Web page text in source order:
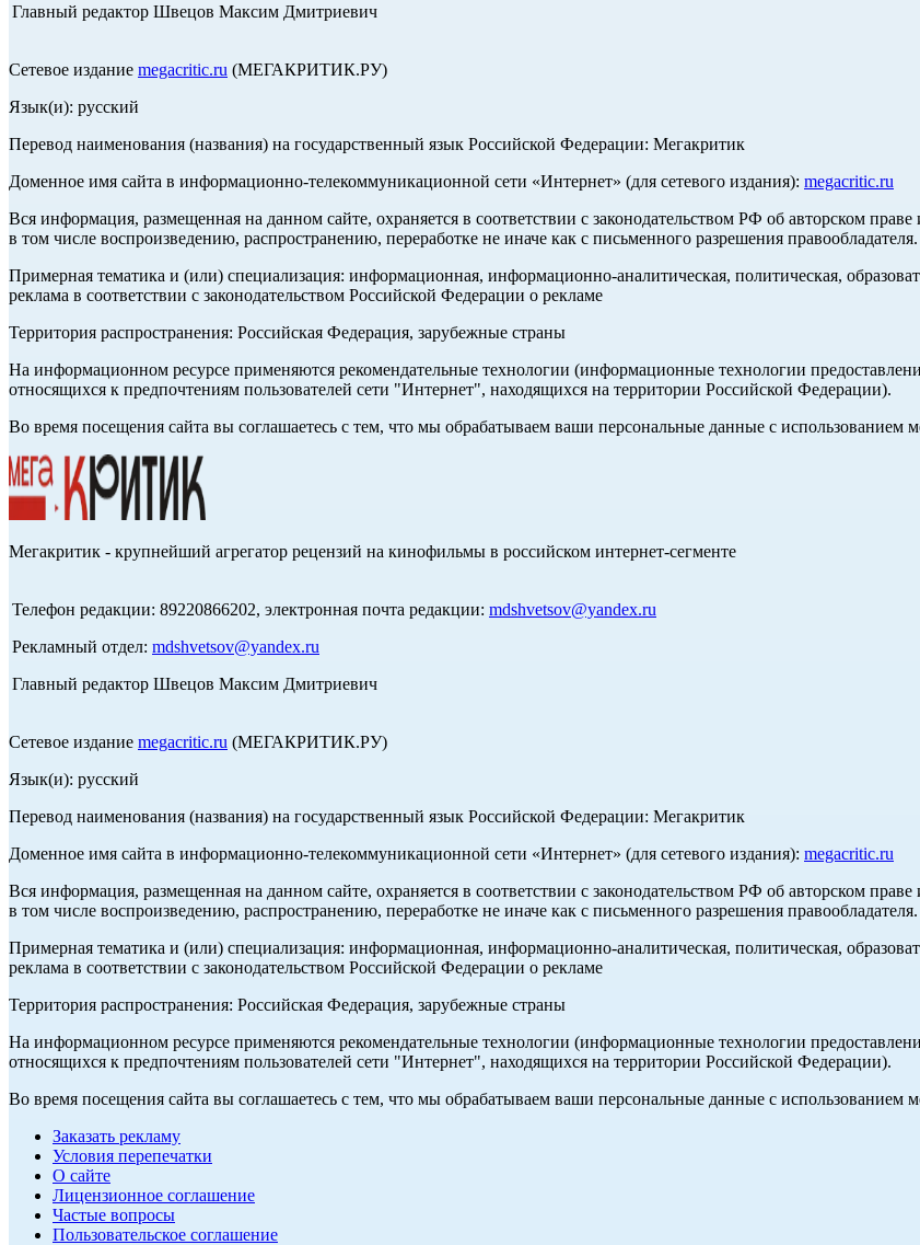
Главный редактор Швецов Максим Дмитриевич
Сетевое издание megacritic.ru (МЕГАКРИТИК.РУ)
Язык(и): русский
Перевод наименования (названия) на государственный язык Российской Федерации: Мегакритик
Доменное имя сайта в информационно-телекоммуникационной сети «Интернет» (для сетевого издания): megacritic.ru
Вся информация, размещенная на данном сайте, охраняется в соответствии с законодательством РФ об авторском
в том числе воспроизведению, распространению, переработке не иначе как с письменного разрешения правообладателя.
Примерная тематика и (или) специализация: информационная, информационно-аналитическая, политическая,
реклама в соответствии с законодательством Российской Федерации о рекламе
Территория распространения: Российская Федерация, зарубежные страны
На информационном ресурсе применяются рекомендательные технологии (информационные технологии
относящихся к предпочтениям пользователей сети "Интернет", находящихся на территории Российской Федерации).
Во время посещения сайта вы соглашаетесь с тем, что мы обрабатываем ваши персональные данные с использованием
Мегакритик - крупнейший агрегатор рецензий на кинофильмы в российском интернет-сегменте
Телефон редакции: 89220866202, электронная почта редакции: mdshvetsov@yandex.ru
Рекламный отдел: mdshvetsov@yandex.ru
Главный редактор Швецов Максим Дмитриевич
Сетевое издание megacritic.ru (МЕГАКРИТИК.РУ)
Язык(и): русский
Перевод наименования (названия) на государственный язык Российской Федерации: Мегакритик
Доменное имя сайта в информационно-телекоммуникационной сети «Интернет» (для сетевого издания): megacritic.ru
Вся информация, размещенная на данном сайте, охраняется в соответствии с законодательством РФ об авторском
в том числе воспроизведению, распространению, переработке не иначе как с письменного разрешения правообладателя.
Примерная тематика и (или) специализация: информационная, информационно-аналитическая, политическая,
реклама в соответствии с законодательством Российской Федерации о рекламе
Территория распространения: Российская Федерация, зарубежные страны
На информационном ресурсе применяются рекомендательные технологии (информационные технологии
относящихся к предпочтениям пользователей сети "Интернет", находящихся на территории Российской Федерации).
Во время посещения сайта вы соглашаетесь с тем, что мы обрабатываем ваши персональные данные с использованием
Заказать рекламу
Условия перепечатки
О сайте
Лицензионное соглашение
Частые вопросы
Пользовательское соглашение